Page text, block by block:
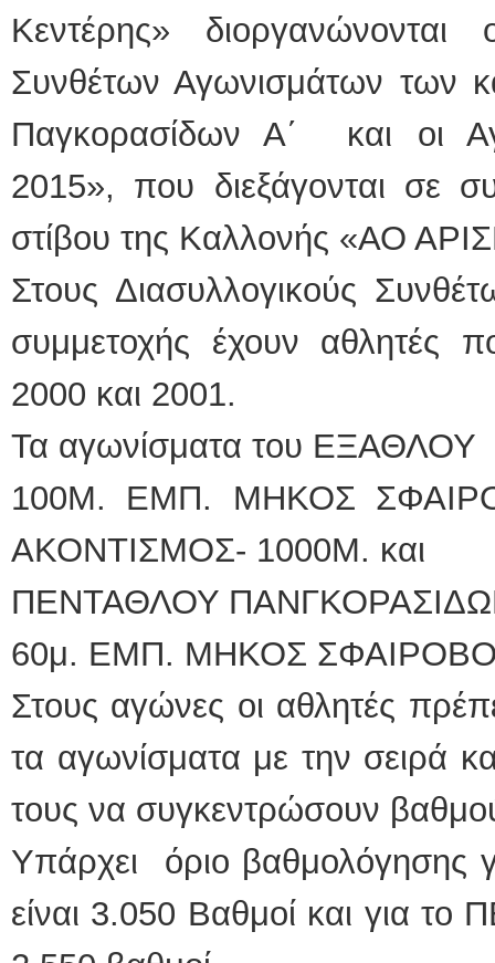
Κεντέρης» διοργανώνονται
Συνθέτων Αγωνισμάτων των
Παγκορασίδων Α΄ και οι
2015», που διεξάγονται σε
στίβου της Καλλονής «ΑΟ
Στους Διασυλλογικούς
συμμετοχής έχουν αθλητές
2000 και 2001.
Τα αγωνίσματα του
100Μ. ΕΜΠ. ΜΗΚΟΣ
ΑΚΟΝΤΙΣΜΟΣ- 1000Μ. και
ΠΕΝΤΑΘΛΟΥ ΠΑΝΓΚΟΡΑΣΙΔΩΝ
60μ. ΕΜΠ. ΜΗΚΟΣ
Στους αγώνες οι αθλητές
τα αγωνίσματα με την σειρά
τους να συγκεντρώσουν
Υπάρχει όριο
είναι 3.050 Βαθμοί και για